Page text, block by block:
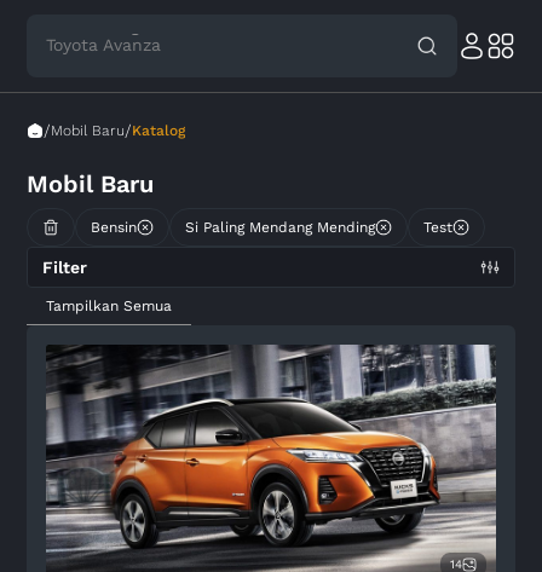
Toyota Avanza
/Mobil Baru/Katalog
Mobil Baru
Bensin Si Paling Mendang Mending Test
Filter
Tampilkan Semua
14